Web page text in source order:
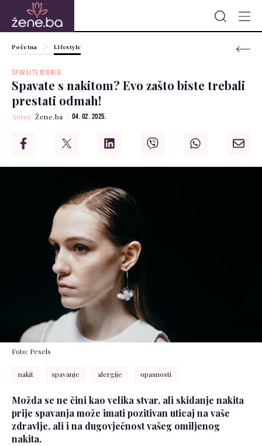
Početna Lifestyle
SPAVAJTE MIRNIJE
Spavate s nakitom? Evo zašto biste trebali
prestati odmah!
Autor:Žene.ba 04. 02. 2025.
Foto: Pexels
nakit spavanje alergije opasnosti
Možda se ne čini kao velika stvar, ali skidanje nakita
prije spavanja može imati pozitivan uticaj na vaše
zdravlje, ali i na dugovječnost vašeg omiljenog
nakita.